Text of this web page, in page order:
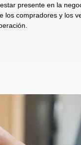
presente en la
los compradores y los